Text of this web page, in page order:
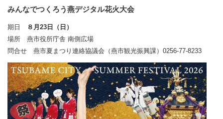
みんなでつくろう燕デジタル花火大会
期日 ８月23日（日 ）
場所 燕市役所庁舎 南側広場
問合せ 燕市夏まつり連絡協議会（燕市観光振興課）0256-77-8233